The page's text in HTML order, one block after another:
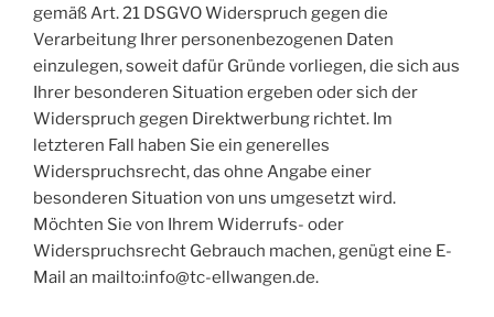
gemäß Art. 21 DSGVO Widerspruch gegen die
Verarbeitung Ihrer personenbezogenen Daten
einzulegen, soweit dafür Gründe vorliegen, die sich aus
Ihrer besonderen Situation ergeben oder sich der
Widerspruch gegen Direktwerbung richtet. Im
letzteren Fall haben Sie ein generelles
Widerspruchsrecht, das ohne Angabe einer
besonderen Situation von uns umgesetzt wird.
Möchten Sie von Ihrem Widerrufs- oder
Widerspruchsrecht Gebrauch machen, genügt eine E-
Mail an mailto:info@tc-ellwangen.de.